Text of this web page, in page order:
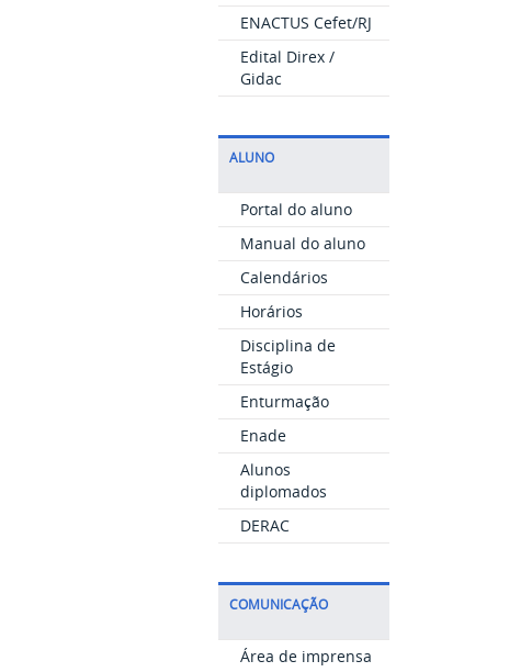
ENACTUS Cefet/RJ
Edital Direx /
Gidac
ALUNO
Portal do aluno
Manual do aluno
Calendários
Horários
Disciplina de
Estágio
Enturmação
Enade
Alunos
diplomados
DERAC
COMUNICAÇÃO
Área de imprensa